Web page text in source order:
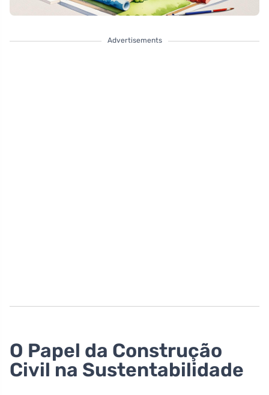
Advertisements
O Papel da Construção
Civil na Sustentabilidade